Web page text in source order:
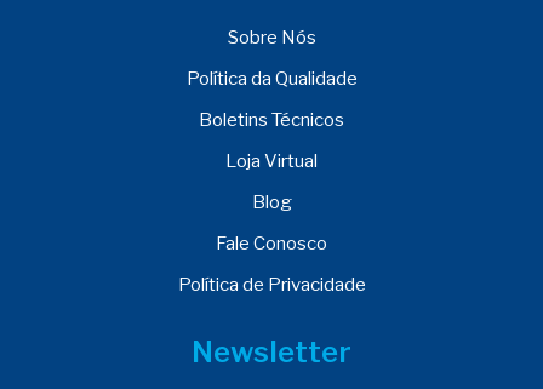
Sobre Nós
Política da Qualidade
Boletins Técnicos
Loja Virtual
Blog
Fale Conosco
Política de Privacidade
Newsletter